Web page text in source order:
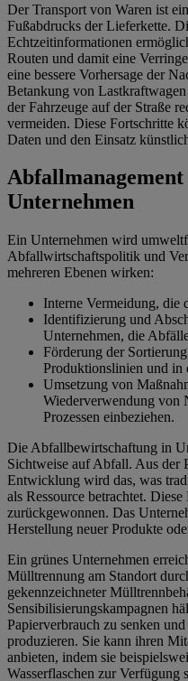
Der Transport von Waren ist
Fußabdrucks der Lieferkette.
Echtzeitinformationen
Routen und damit eine
eine bessere Vorhersage der
Betankung von
der Fahrzeuge auf der Straße
vermeiden. Diese Fortschritte
Daten und den Einsatz
Unternehmen
Ein Unternehmen wird
Abfallwirtschaftspolitik und
mehreren Ebenen wirken:
Interne Vermeidung, die
Identifizierung und
Unternehmen, die
Förderung der
Produktionslinien und in
Umsetzung von
Wiederverwendung von
Prozessen einbeziehen.
Die Abfallbewirtschaftung in
Sichtweise auf Abfall. Aus der
Entwicklung wird das, was
als Ressource betrachtet.
zurückgewonnen. Das
Herstellung neuer Produkte
Ein grünes Unternehmen
Mülltrennung am Standort
gekennzeichneter
Sensibilisierungskampagnen
Papierverbrauch zu senken
produzieren. Sie kann ihren
anbieten, indem sie
Wasserflaschen zur Verfügung